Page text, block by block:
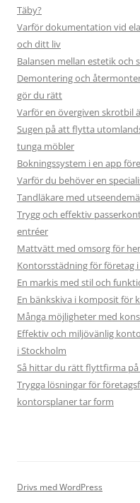
Täby?
Varför dokumentation vid
och ditt liv
Balansen mellan estetik och
Demontering och
gör du rätt
Varför en övergiven skrotbil
Sugen på att flytta
tunga möbler
Bokningssystem i en app
Varför du behöver en
Tandläkare med
Trygg och effektiv
entréer
Mattvätt med omsorg för
Kontorsstädning för företag
En markis med stil och
En bänkskiva i komposit för
Många möjligheter med
Effektiv och miljövänlig
i Stockholm
Så hittar du rätt flyttfirma
Trygga lösningar för
kontorsplaner tar form
Drivs med WordPress